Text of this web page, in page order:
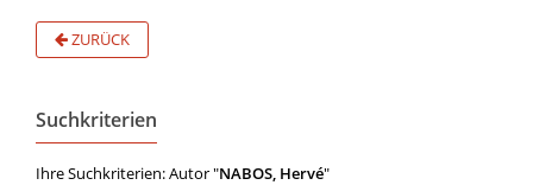
ZURÜCK
Suchkriterien
Ihre Suchkriterien: Autor "NABOS, Hervé"